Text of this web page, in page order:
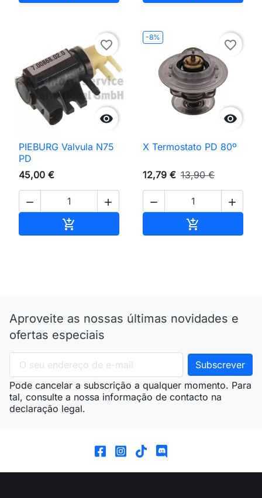

favorite_border
PIEBURG Valvula N75
PD
45,00 €
 

-8%

favorite_border
X Termostato PD 80º
12,79 € 13,90 €
 

Aproveite as nossas últimas novidades e
ofertas especiais
Pode cancelar a subscrição a qualquer momento. Para
tal, consulte a nossa informação de contacto na
declaração legal.